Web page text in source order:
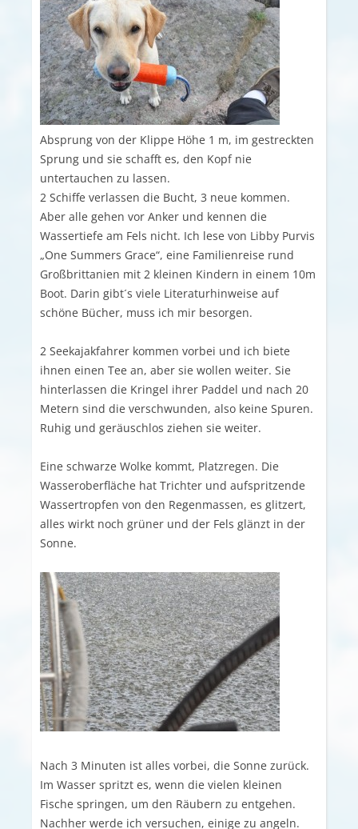
Absprung von der Klippe Höhe 1 m, im gestreckten
Sprung und sie schafft es, den Kopf nie
untertauchen zu lassen.
2 Schiffe verlassen die Bucht, 3 neue kommen.
Aber alle gehen vor Anker und kennen die
Wassertiefe am Fels nicht. Ich lese von Libby Purvis
„One Summers Grace“, eine Familienreise rund
Großbrittanien mit 2 kleinen Kindern in einem 10m
Boot. Darin gibt´s viele Literaturhinweise auf
schöne Bücher, muss ich mir besorgen.
2 Seekajakfahrer kommen vorbei und ich biete
ihnen einen Tee an, aber sie wollen weiter. Sie
hinterlassen die Kringel ihrer Paddel und nach 20
Metern sind die verschwunden, also keine Spuren.
Ruhig und geräuschlos ziehen sie weiter.
Eine schwarze Wolke kommt, Platzregen. Die
Wasseroberfläche hat Trichter und aufspritzende
Wassertropfen von den Regenmassen, es glitzert,
alles wirkt noch grüner und der Fels glänzt in der
Sonne.
Nach 3 Minuten ist alles vorbei, die Sonne zurück.
Im Wasser spritzt es, wenn die vielen kleinen
Fische springen, um den Räubern zu entgehen.
Nachher werde ich versuchen, einige zu angeln.